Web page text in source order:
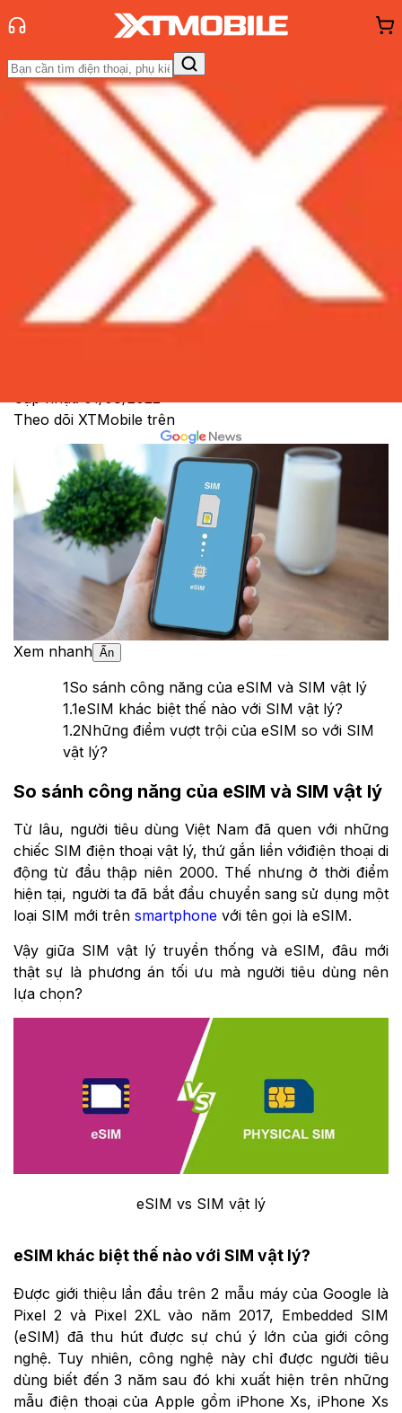
Trang chủ
Tin tức
Hỏi đáp
Đánh Giá - Trên TaySo Sánh Tư vấnKhuyến
Hỏi đáp App - Game Thông báo
hàng - Sự kiện
So sánh eSIM và SIM vật lý: Liệu có
cần thiết phải thay đổi?
Cập nhật:01/08/2022
Theo dõi XTMobile trên
Xem nhanh Ẩn
1So sánh công năng của eSIM và SIM vật lý
1.1eSIM khác biệt thế nào với SIM vật lý?
1.2Những điểm vượt trội của eSIM so với SIM
vật lý?
So sánh công năng của eSIM và SIM vật lý
Từ lâu, người tiêu dùng Việt Nam đã quen với những
chiếc SIM điện thoại vật lý, thứ gắn liền vớiđiện thoại di
động từ đầu thập niên 2000. Thế nhưng ở thời điểm
hiện tại, người ta đã bắt đầu chuyển sang sử dụng một
loại SIM mới trên smartphone với tên gọi là eSIM.
Vậy giữa SIM vật lý truyền thống và eSIM, đâu mới
thật sự là phương án tối ưu mà người tiêu dùng nên
lựa chọn?
eSIM vs SIM vật lý
eSIM khác biệt thế nào với SIM vật lý?
Được giới thiệu lần đầu trên 2 mẫu máy của Google là
Pixel 2 và Pixel 2XL vào năm 2017, Embedded SIM
(eSIM) đã thu hút được sự chú ý lớn của giới công
nghệ. Tuy nhiên, công nghệ này chỉ được người tiêu
dùng biết đến 3 năm sau đó khi xuất hiện trên những
mẫu điện thoại của Apple gồm iPhone Xs, iPhone Xs